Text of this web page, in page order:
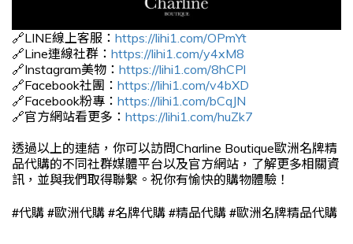
🔗LINE線上客服： https://lihi1.com/OPmYt
🔗Line連線社群： https://lihi1.com/y4xM8
🔗Instagram美物： https://lihi1.com/8hCPl
🔗Facebook社團： https://lihi1.com/v4bXD
🔗Facebook粉專： https://lihi1.com/bCqJN
🔗官方網站看更多： https://lihi1.com/huZk7
透過以上的連結，你可以訪問Charline Boutique歐洲名牌精
品代購的不同社群媒體平台以及官方網站，了解更多相關資
訊，並與我們取得聯繫。祝你有愉快的購物體驗！
#代購 #歐洲代購 #名牌代購 #精品代購 #歐洲名牌精品代購